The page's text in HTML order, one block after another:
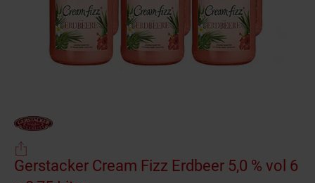
Gerstacker Cream Fizz Erdbeer 5,0 % vol 6